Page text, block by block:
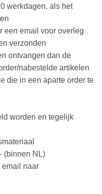
werkdagen, als het
een email voor overleg
verzonden
ontvangen dan de
nabestelde artikelen
die in een aparte order te
worden en tegelijk
(binnen NL)
naar